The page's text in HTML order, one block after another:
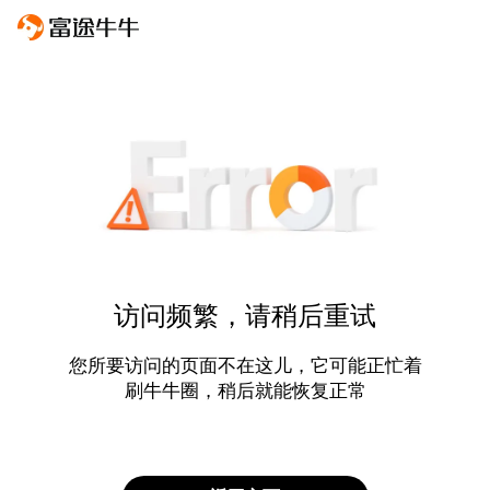
访问频繁，请稍后重试
您所要访问的页面不在这儿，它可能正忙着
刷牛牛圈，稍后就能恢复正常